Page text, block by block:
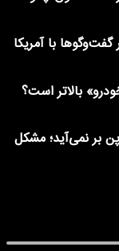
با آمریکا
بالاتر است؟
بر نمی‌آید؛ مشکل